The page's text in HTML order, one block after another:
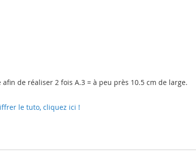
afin de réaliser 2 fois A.3 = à peu près 10.5 cm de large.
le tuto, cliquez ici !